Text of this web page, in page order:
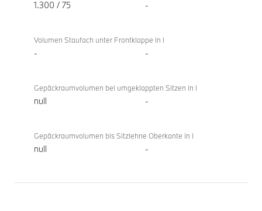
1.300 / 75 -
Volumen Staufach unter Frontklappe in l
- -
Gepäckraumvolumen bei umgeklappten Sitzen in l
null -
Gepäckraumvolumen bis Sitzlehne Oberkante in l
null -